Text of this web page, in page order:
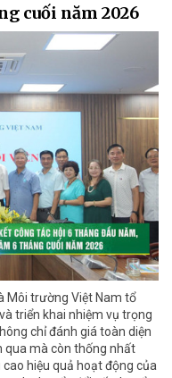
cuối năm 2026
Môi trường Việt Nam tổ
triển khai nhiệm vụ trọng
chỉ đánh giá toàn diện
qua mà còn thống nhất
hiệu quả hoạt động của